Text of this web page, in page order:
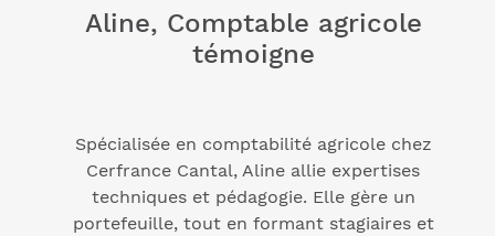
Aline, Comptable agricole
témoigne
Spécialisée en comptabilité agricole chez
Cerfrance Cantal, Aline allie expertises
techniques et pédagogie. Elle gère un
portefeuille, tout en formant stagiaires et